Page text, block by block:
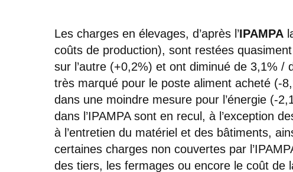
Les charges en élevages, d’après l’IPAMPA
coûts de production), sont restées quasiment
sur l’autre (+0,2%) et ont diminué de 3,1%
très marqué pour le poste aliment acheté (-
dans une moindre mesure pour l’énergie (-
dans l’IPAMPA sont en recul, à l’exception
à l’entretien du matériel et des bâtiments,
certaines charges non couvertes par
des tiers, les fermages ou encore le coût de